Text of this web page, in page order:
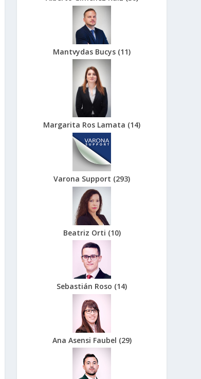
Mantvydas Bucys (11)
Margarita Ros Lamata (14)
Varona Support (293)
Beatriz Orti (10)
Sebastián Roso (14)
Ana Asensi Faubel (29)